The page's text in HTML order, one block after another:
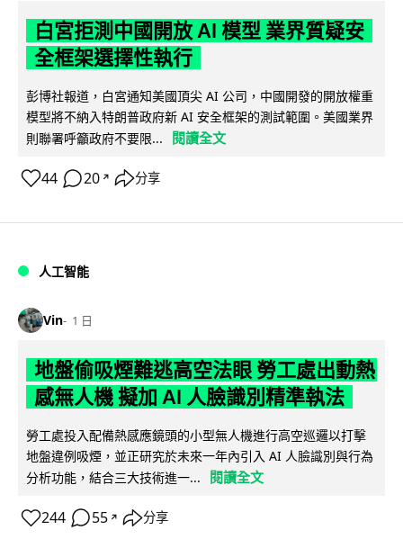
白宮拒測中國開放 AI 模型 業界質疑安
全框架選擇性執行
彭博社報道，白宮通知美國頂尖 AI 公司，中國開發的開放權重
模型將不納入特朗普政府新 AI 安全框架的測試範圍。美國業界
則聯署呼籲政府不要限...
閱讀全文
44 20 ↗ 分享
人工智能
Vin 1 日
地盤偷吸煙難逃高空法眼 勞工處出動熱
感無人機 擬加 AI 人臉識別精準執法
勞工處投入配備熱感應鏡頭的小型無人機進行高空巡邏以打擊
地盤違例吸煙，並正研究於未來一年內引入 AI 人臉識別與行為
分析功能，結合三大技術進一...
閱讀全文
244 55 ↗ 分享